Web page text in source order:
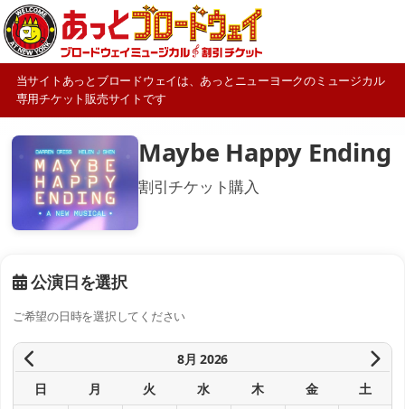
当サイトあっとブロードウェイは、あっとニューヨークのミュージカル
専用チケット販売サイトです
Maybe Happy Ending
割引チケット購入
公演日を選択
ご希望の日時を選択してください
8月 2026
日
月 火 水 木 金 土